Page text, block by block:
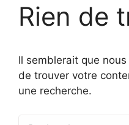
Rien de
Il semblerait que
de trouver votre
une recherche.